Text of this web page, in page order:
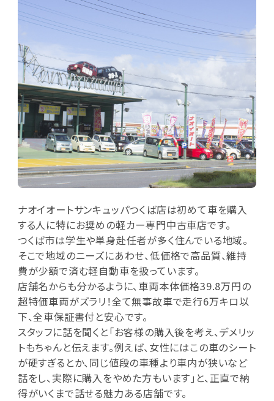
ナオイオートサンキュッパつくば店は初めて車を購入
する人に特にお奨めの軽カー専門中古車店です。
つくば市は学生や単身赴任者が多く住んでいる地域。
そこで地域のニーズにあわせ、低価格で高品質、維持
費が少額で済む軽自動車を扱っています。
店舗名からも分かるように、車両本体価格39.8万円の
超特価車両がズラリ！全て無事故車で走行6万キロ以
下、全車保証書付と安心です。
スタッフに話を聞くと「お客様の購入後を考え、デメリッ
トもちゃんと伝えます。例えば、女性にはこの車のシート
が硬すぎるとか、同じ値段の車種より車内が狭いなど
話をし、実際に購入をやめた方もいます」と、正直で納
得がいくまで話せる魅力ある店舗です。